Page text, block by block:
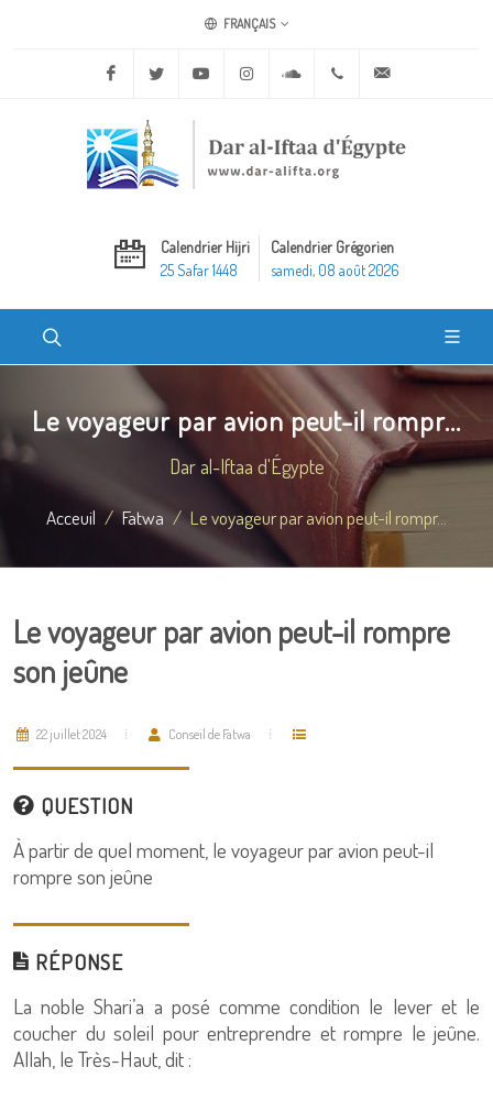
FRANÇAIS
Facebook Twitter Youtube Instagram Soundcloud+20 2 25970400
Calendrier Hijri
25 Safar 1448
Calendrier Grégorien
samedi, 08 août 2026
Le voyageur par avion peut-il rompr...
Dar al-Iftaa d'Égypte
Acceuil Fatwa Le voyageur par avion peut-il rompr...
Le voyageur par avion peut-il rompre
son jeûne
22 juillet 2024 Conseil de Fatwa
QUESTION
À partir de quel moment, le voyageur par avion peut-il
rompre son jeûne
RÉPONSE
La noble Shari’a a posé comme condition le lever et le
coucher du soleil pour entreprendre et rompre le jeûne.
Allah, le Très-Haut, dit :